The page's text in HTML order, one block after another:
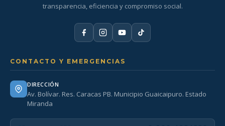
transparencia, eficiencia y compromiso social.
CONTACTO Y EMERGENCIAS
DIRECCIÓN
Av. Bolívar. Res. Caracas PB. Municipio Guaicaipuro. Estado
Miranda